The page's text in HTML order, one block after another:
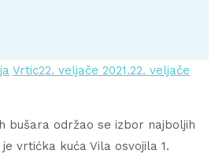
Vrtic22. veljače 2021.22. veljače
bušara održao se izbor najboljih
vrtićka kuća Vila osvojila 1.